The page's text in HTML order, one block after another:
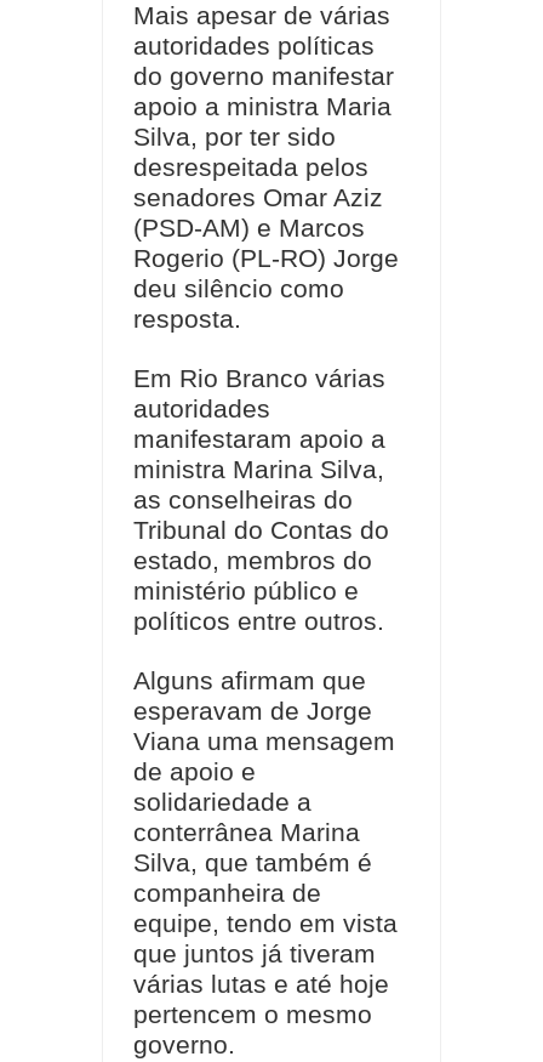
Mais apesar de várias
autoridades políticas
do governo manifestar
apoio a ministra Maria
Silva, por ter sido
desrespeitada pelos
senadores Omar Aziz
(PSD-AM) e Marcos
Rogerio (PL-RO) Jorge
deu silêncio como
resposta.
Em Rio Branco várias
autoridades
manifestaram apoio a
ministra Marina Silva,
as conselheiras do
Tribunal do Contas do
estado, membros do
ministério público e
políticos entre outros.
Alguns afirmam que
esperavam de Jorge
Viana uma mensagem
de apoio e
solidariedade a
conterrânea Marina
Silva, que também é
companheira de
equipe, tendo em vista
que juntos já tiveram
várias lutas e até hoje
pertencem o mesmo
governo.